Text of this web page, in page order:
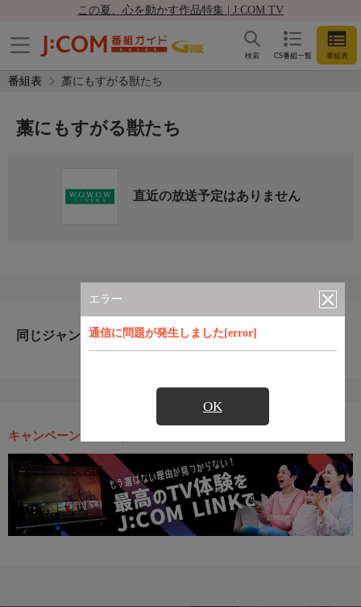
この夏、心を動かす作品特集 | J:COM TV
CS番組一覧 番組表
検索
番組表 藁にもすがる獣たち
エラー
通信に問題が発生しました[error]
OK
藁にもすがる獣たち
直近の放送予定はありません
同じジャンルのおすすめ番組
キャンペーン・お得な情報